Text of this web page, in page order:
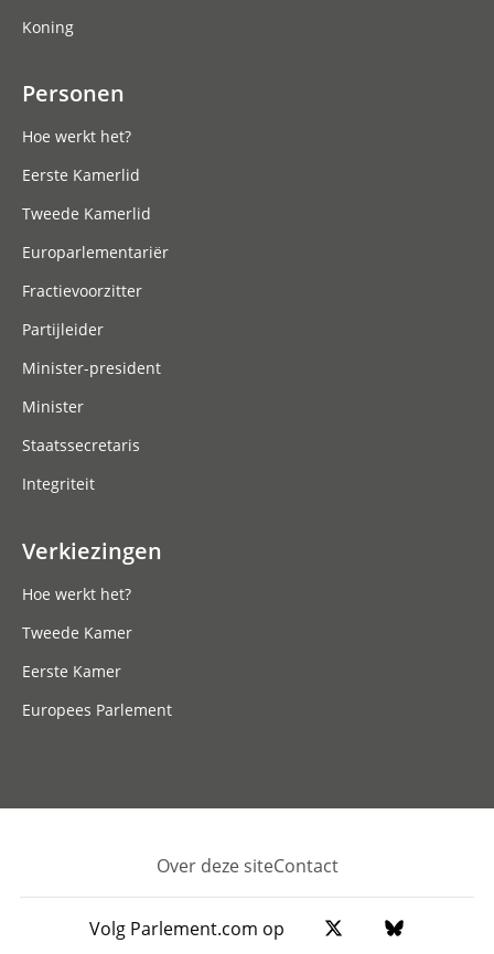
Koning
Personen
Hoe werkt het?
Eerste Kamerlid
Tweede Kamerlid
Europarlementariër
Fractievoorzitter
Partijleider
Minister-president
Minister
Staatssecretaris
Integriteit
Verkiezingen
Hoe werkt het?
Tweede Kamer
Eerste Kamer
Europees Parlement
Footer
Over deze siteContact
Volg Parlement.com op